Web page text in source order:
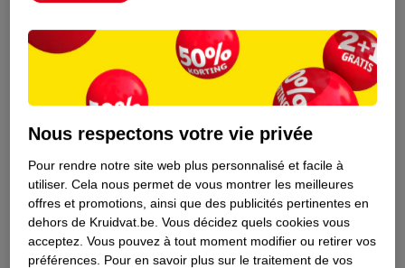
Nature Impact Score
Rouge (-) = impact élevé sur
impact sur l’environnement. Fondé sur
des moyennes mondiales.
Nature Impact Score : 53 %
Moyenne Matériel Optique - Lentilles de Contact : 42 %
Un score plus élevé signifie un impact plus faible
Nous respectons votre vie privée
Pour rendre notre site web plus personnalisé et facile à
utiliser. Cela nous permet de vous montrer les meilleures
offres et promotions, ainsi que des publicités pertinentes en
dehors de Kruidvat.be. Vous décidez quels cookies vous
acceptez. Vous pouvez à tout moment modifier ou retirer vos
préférences. Pour en savoir plus sur le traitement de vos